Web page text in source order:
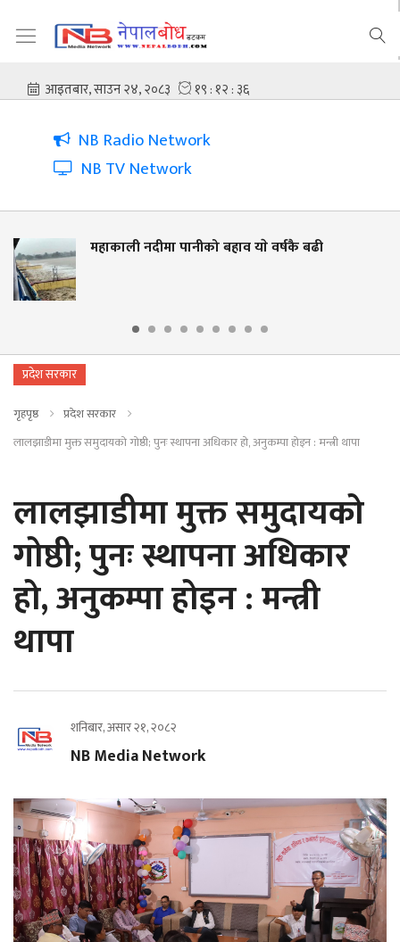
NB Radio Network
NB TV Network
याे वर्षकै बढी
नदी किनार संरक्षणसँगै
प्रदेश सरकार
गृहपृष्ठ
प्रदेश सरकार
लालझाडीमा मुक्त समुदायको गोष्ठी; पुनः स्थापना अधिकार हो, अनुकम्पा होइन : मन्त्री थापा
लालझाडीमा मुक्त समुदायको
गोष्ठी; पुनः स्थापना अधिकार
हो, अनुकम्पा होइन : मन्त्री
थापा
शनिबार, असार २१, २०८२
NB Media Network